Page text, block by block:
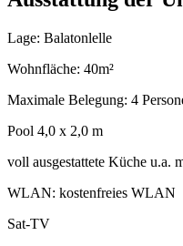
Lage: Balatonlelle
Wohnfläche: 40m²
Maximale Belegung: 4
Pool 4,0 x 2,0 m
voll ausgestattete Küche u.a.
WLAN: kostenfreies WLAN
Sat-TV